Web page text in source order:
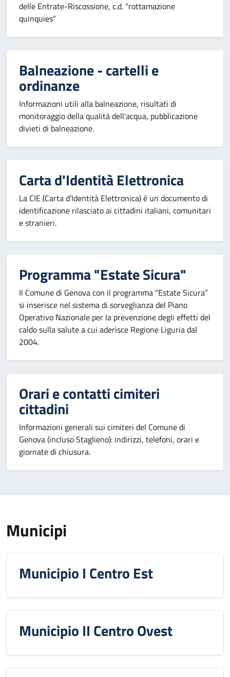
delle Entrate-Riscossione, c.d. “rottamazione
quinquies”
Balneazione - cartelli e
ordinanze
Informazioni utili alla balneazione, risultati di
monitoraggio della qualità dell'acqua, pubblicazione
divieti di balneazione.
Carta d'Identità Elettronica
La CIE (Carta d’Identità Elettronica) è un documento di
identificazione rilasciato ai cittadini italiani, comunitari
e stranieri.
Programma "Estate Sicura"
Il Comune di Genova con il programma “Estate Sicura”
si inserisce nel sistema di sorveglianza del Piano
Operativo Nazionale per la prevenzione degli effetti del
caldo sulla salute a cui aderisce Regione Liguria dal
2004.
Orari e contatti cimiteri
cittadini
Informazioni generali sui cimiteri del Comune di
Genova (incluso Staglieno): indirizzi, telefoni, orari e
giornate di chiusura.
Municipi
Municipio I Centro Est
Municipio II Centro Ovest